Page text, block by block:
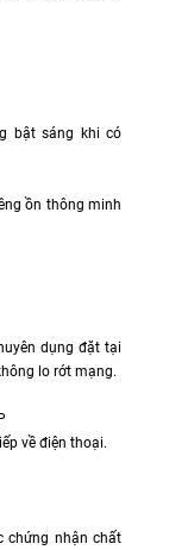
bật sáng khi có
ồn thông minh
dụng đặt tại
lo rớt mạng.
về điện thoại.
chứng nhận chất